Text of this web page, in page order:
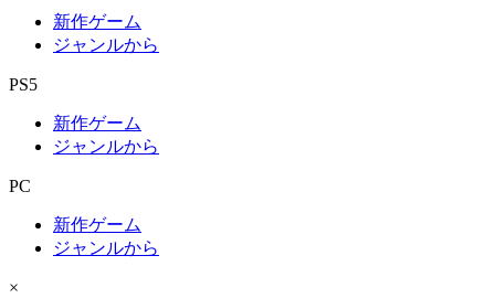
新作ゲーム
ジャンルから
PS5
新作ゲーム
ジャンルから
PC
新作ゲーム
ジャンルから
×